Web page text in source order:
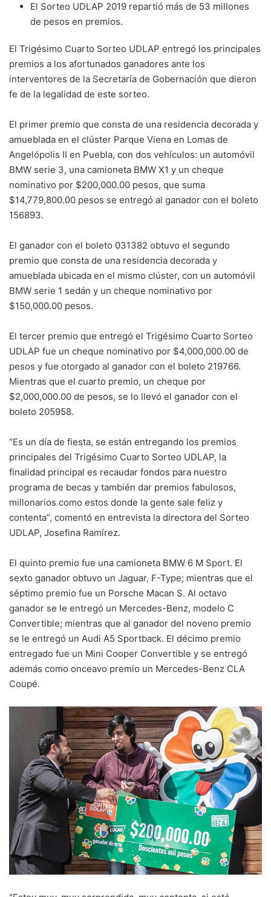
El Sorteo UDLAP 2019 repartió más de 53 millones
de pesos en premios.
El Trigésimo Cuarto Sorteo UDLAP entregó los principales
premios a los afortunados ganadores ante los
interventores de la Secretaría de Gobernación que dieron
fe de la legalidad de este sorteo.
El primer premio que consta de una residencia decorada y
amueblada en el clúster Parque Viena en Lomas de
Angelópolis II en Puebla, con dos vehículos: un automóvil
BMW serie 3, una camioneta BMW X1 y un cheque
nominativo por $200,000.00 pesos, que suma
$14,779,800.00 pesos se entregó al ganador con el boleto
156893.
El ganador con el boleto 031382 obtuvo el segundo
premio que consta de una residencia decorada y
amueblada ubicada en el mismo clúster, con un automóvil
BMW serie 1 sedán y un cheque nominativo por
$150,000.00 pesos.
El tercer premio que entregó el Trigésimo Cuarto Sorteo
UDLAP fue un cheque nominativo por $4,000,000.00 de
pesos y fue otorgado al ganador con el boleto 219766.
Mientras que el cuarto premio, un cheque por
$2,000,000.00 de pesos, se lo llevó el ganador con el
boleto 205958.
“Es un día de fiesta, se están entregando los premios
principales del Trigésimo Cuarto Sorteo UDLAP, la
finalidad principal es recaudar fondos para nuestro
programa de becas y también dar premios fabulosos,
millonarios como estos donde la gente sale feliz y
contenta”, comentó en entrevista la directora del Sorteo
UDLAP, Josefina Ramírez.
El quinto premio fue una camioneta BMW 6 M Sport. El
sexto ganador obtuvo un Jaguar, F-Type; mientras que el
séptimo premio fue un Porsche Macan S. Al octavo
ganador se le entregó un Mercedes-Benz, modelo C
Convertible; mientras que al ganador del noveno premio
se le entregó un Audi A5 Sportback. El décimo premio
entregado fue un Mini Cooper Convertible y se entregó
además como onceavo premio un Mercedes-Benz CLA
Coupé.